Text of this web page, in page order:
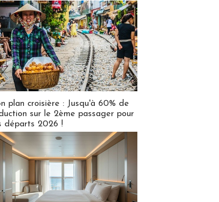
plan croisière : Jusqu'à 60% de
sur le 2ème passager pour
départs 2026 !